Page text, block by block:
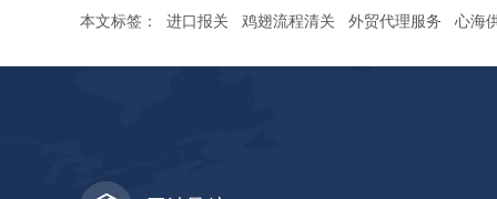
本文标签： 进口报关 鸡翅流程清关 外贸代理服务 心海